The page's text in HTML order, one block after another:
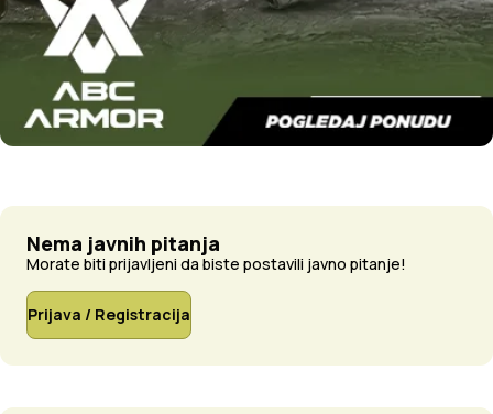
Nema javnih pitanja
Morate biti prijavljeni da biste postavili javno pitanje!
Prijava / Registracija